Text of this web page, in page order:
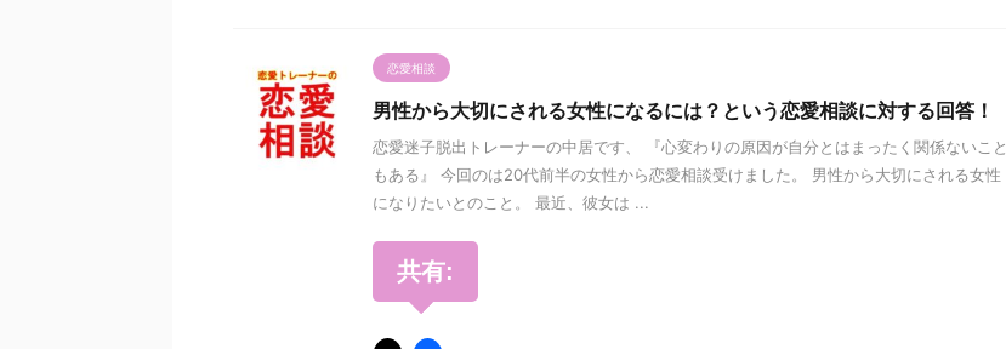
恋愛相談
男性から大切にされる女性になるには？という恋愛相談に対する回答！
恋愛迷子脱出トレーナーの中居です、 『心変わりの原因が自分とはまったく関係ないこと
もある』 今回のは20代前半の女性から恋愛相談受けました。 男性から大切にされる女性
になりたいとのこと。 最近、彼女は ...
共有: